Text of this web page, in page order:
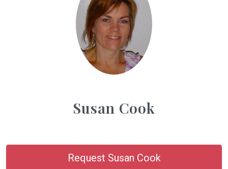
Susan Cook
Request Susan Cook